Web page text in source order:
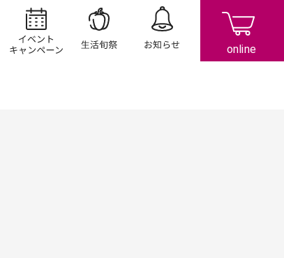
店舗/チラシ検索イベント/キャンペーン
生活旬祭 お知らせ